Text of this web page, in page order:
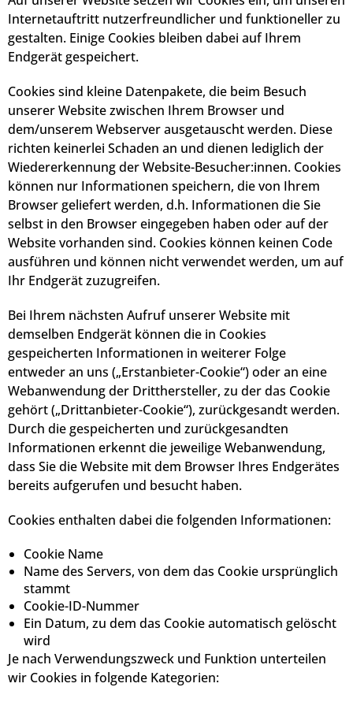
Internetauftritt nutzerfreundlicher und funktioneller zu
gestalten. Einige Cookies bleiben dabei auf Ihrem
Endgerät gespeichert.
Cookies sind kleine Datenpakete, die beim Besuch
unserer Website zwischen Ihrem Browser und
dem/unserem Webserver ausgetauscht werden. Diese
richten keinerlei Schaden an und dienen lediglich der
Wiedererkennung der Website-Besucher:innen. Cookies
können nur Informationen speichern, die von Ihrem
Browser geliefert werden, d.h. Informationen die Sie
selbst in den Browser eingegeben haben oder auf der
Website vorhanden sind. Cookies können keinen Code
ausführen und können nicht verwendet werden, um auf
Ihr Endgerät zuzugreifen.
Bei Ihrem nächsten Aufruf unserer Website mit
demselben Endgerät können die in Cookies
gespeicherten Informationen in weiterer Folge
entweder an uns („Erstanbieter-Cookie“) oder an eine
Webanwendung der Dritthersteller, zu der das Cookie
gehört („Drittanbieter-Cookie“), zurückgesandt werden.
Durch die gespeicherten und zurückgesandten
Informationen erkennt die jeweilige Webanwendung,
dass Sie die Website mit dem Browser Ihres Endgerätes
bereits aufgerufen und besucht haben.
Cookies enthalten dabei die folgenden Informationen:
Cookie Name
Name des Servers, von dem das Cookie ursprünglich
stammt
Cookie-ID-Nummer
Ein Datum, zu dem das Cookie automatisch gelöscht
wird
Je nach Verwendungszweck und Funktion unterteilen
wir Cookies in folgende Kategorien: